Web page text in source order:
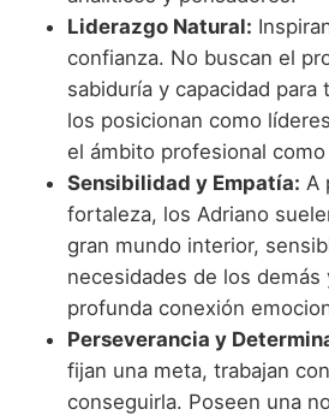
Liderazgo Natural:
confianza. No buscan el
sabiduría y capacidad para
los posicionan como
el ámbito profesional
Sensibilidad y Empatía: A
fortaleza, los Adriano
gran mundo interior,
necesidades de los demás
profunda conexión
Perseverancia y
fijan una meta, trabajan
conseguirla. Poseen una